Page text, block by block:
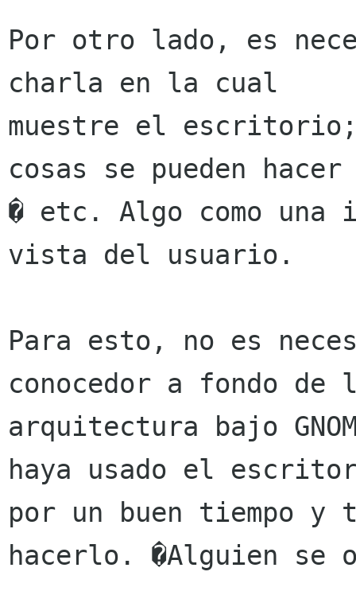
Por otro lado, es
charla en la cual
muestre el
cosas se pueden hacer
� etc. Algo como una
vista del usuario.
Para esto, no es
conocedor a fondo de
arquitectura bajo
haya usado el
por un buen tiempo y
hacerlo. �Alguien se